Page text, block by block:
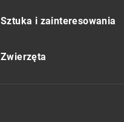
Sztuka i zainteresowania
Zwierzęta